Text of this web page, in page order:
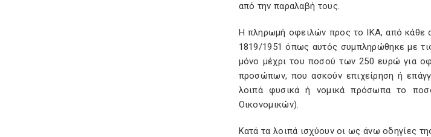
από την παραλαβή τους.
Η πληρωμή οφειλών προς το ΙΚΑ, από κάθε
1819/1951 όπως αυτός συμπληρώθηκε με
μόνο μέχρι του ποσού των 250 ευρώ για
προσώπων, που ασκούν επιχείρηση ή
λοιπά φυσικά ή νομικά πρόσωπα το
Οικονομικών).
Κατά τα λοιπά ισχύουν οι ως άνω οδηγίες